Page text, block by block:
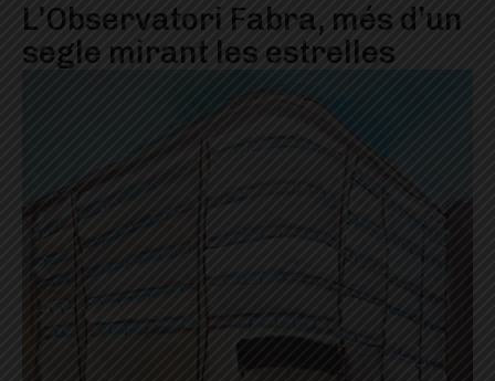
L’Observatori Fabra, més d’un
segle mirant les estrelles